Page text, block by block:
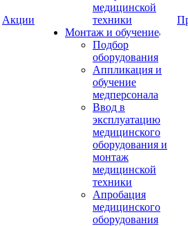
Акции
медицинской
техники
Монтаж и обучение
Подбор
оборудования
Аппликация и
обучение
медперсонала
Ввод в
эксплуатацию
медицинского
оборудования и
монтаж
медицинской
техники
Апробация
медицинского
оборудования